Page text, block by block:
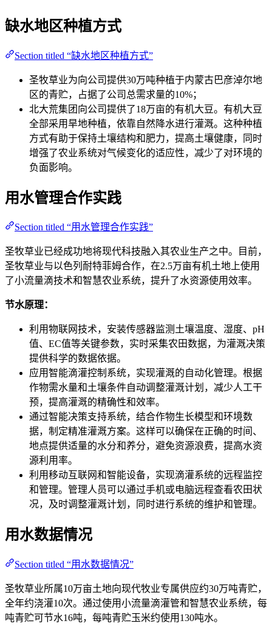
缺水地区种植方式
Section titled “缺水地区种植方式”
圣牧草业为向公司提供30万吨种植于内蒙古巴彦淖尔地
区的青贮，占据了公司总需求量的10%；
北大荒集团向公司提供了18万亩的有机大豆。有机大豆
全部采用旱地种植，依靠自然降水进行灌溉。这种种植
方式有助于保持土壤结构和肥力，提高土壤健康，同时
增强了农业系统对气候变化的适应性，减少了对环境的
负面影响。
用水管理合作实践
Section titled “用水管理合作实践”
圣牧草业已经成功地将现代科技融入其农业生产之中。目前，
圣牧草业与以色列耐特菲姆合作，在2.5万亩有机土地上使用
了小流量滴技术和智慧农业系统，提升了水资源使用效率。
节水原理：
利用物联网技术，安装传感器监测土壤温度、湿度、pH
值、EC值等关键参数，实时采集农田数据，为灌溉决策
提供科学的数据依据。
应用智能滴灌控制系统，实现灌溉的自动化管理。根据
作物需水量和土壤条件自动调整灌溉计划，减少人工干
预，提高灌溉的精确性和效率。
通过智能决策支持系统，结合作物生长模型和环境数
据，制定精准灌溉方案。这样可以确保在正确的时间、
地点提供适量的水分和养分，避免资源浪费，提高水资
源利用率。
利用移动互联网和智能设备，实现滴灌系统的远程监控
和管理。管理人员可以通过手机或电脑远程查看农田状
况，及时调整灌溉计划，同时进行系统的维护和管理。
用水数据情况
Section titled “用水数据情况”
圣牧草业所属10万亩土地向现代牧业专属供应约30万吨青贮，
全年约浇灌10次。通过使用小流量滴灌管和智慧农业系统，每
吨青贮可节水16吨，每吨青贮玉米约使用130吨水。